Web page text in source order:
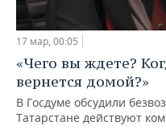
17 мар, 00:05
«Чего вы ждете?
вернется домой?»
В Госдуме обсудили
Татарстане действуют